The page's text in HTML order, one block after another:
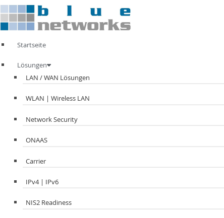
Zum
springen
Startseite
Lösungen
LAN / WAN Lösungen
WLAN | Wireless LAN
Network Security
ONAAS
Carrier
IPv4 | IPv6
NIS2 Readiness